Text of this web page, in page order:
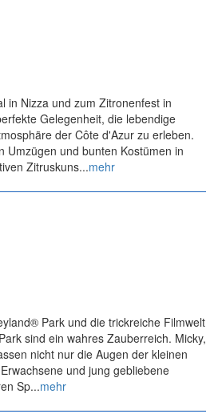
in Nizza und zum Zitronenfest in
Gelegenheit, die lebendige
der Côte d'Azur zu erleben.
Umzügen und bunten Kostümen in
Zitruskuns...mehr
Park und die trickreiche Filmwelt
sind ein wahres Zauberreich. Micky,
nicht nur die Augen der kleinen
und jung gebliebene
Sp...mehr